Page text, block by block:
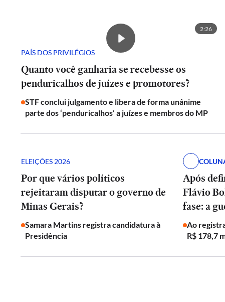
2:26
PAÍS DOS PRIVILÉGIOS
Quanto você ganharia se recebesse os
penduricalhos de juízes e promotores?
STF conclui julgamento e libera de forma unânime
parte dos ‘penduricalhos’ a juízes e membros do MP
ELEIÇÕES 2026
Por que vários políticos
rejeitaram disputar o governo de
Minas Gerais?
Samara Martins registra candidatura à
Presidência
Após
Flávio
fase: a
Ao
R$ 178,7